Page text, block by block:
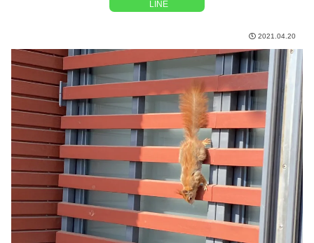
LINE
2021.04.20